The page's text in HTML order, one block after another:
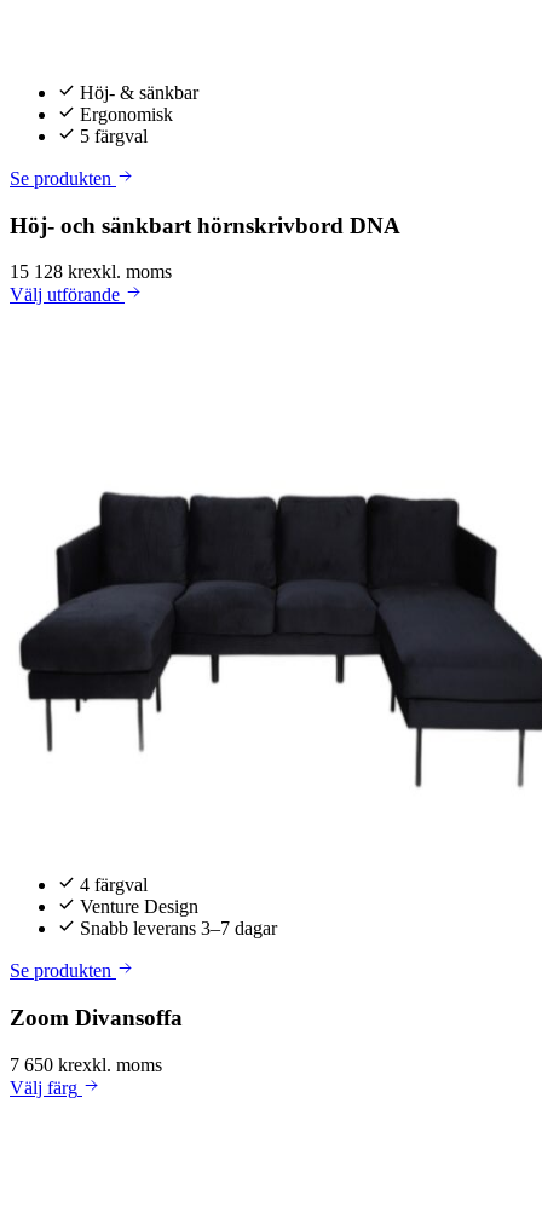
Höj- & sänkbar
Ergonomisk
5 färgval
Se produkten
Höj- och sänkbart hörnskrivbord DNA
15 128 krexkl. moms
Välj utförande
4 färgval
Venture Design
Snabb leverans 3–7 dagar
Se produkten
Zoom Divansoffa
7 650 krexkl. moms
Välj färg